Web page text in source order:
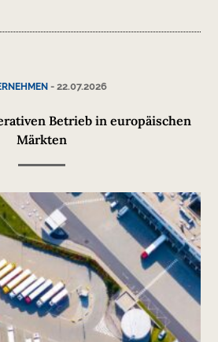
- 22.07.2026
Betrieb in europäischen
Märkten